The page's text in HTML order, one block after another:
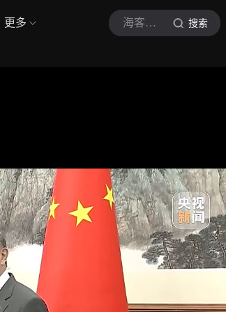
更多 海客新闻 搜索